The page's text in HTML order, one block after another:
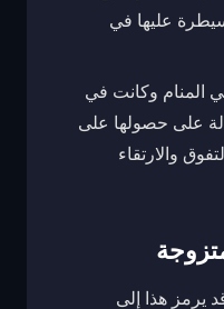
عليها في
المنام وكانت في
على حصولها على
والارتقاء
يرمز هذا إلى